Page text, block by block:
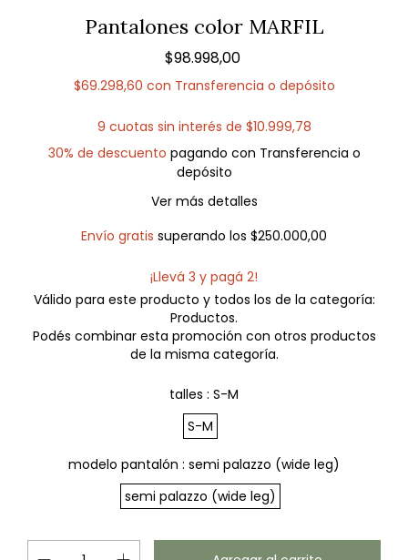
Pantalones color MARFIL
$98.998,00
$69.298,60 con Transferencia o depósito
9 cuotas sin interés de $10.999,78
30% de descuento pagando con Transferencia o
depósito
Ver más detalles
Envío gratis superando los $250.000,00
¡Llevá 3 y pagá 2!
Válido para este producto y todos los de la categoría:
Productos.
Podés combinar esta promoción con otros productos
de la misma categoría.
talles : S-M
S-M
modelo pantalón : semi palazzo (wide leg)
semi palazzo (wide leg)